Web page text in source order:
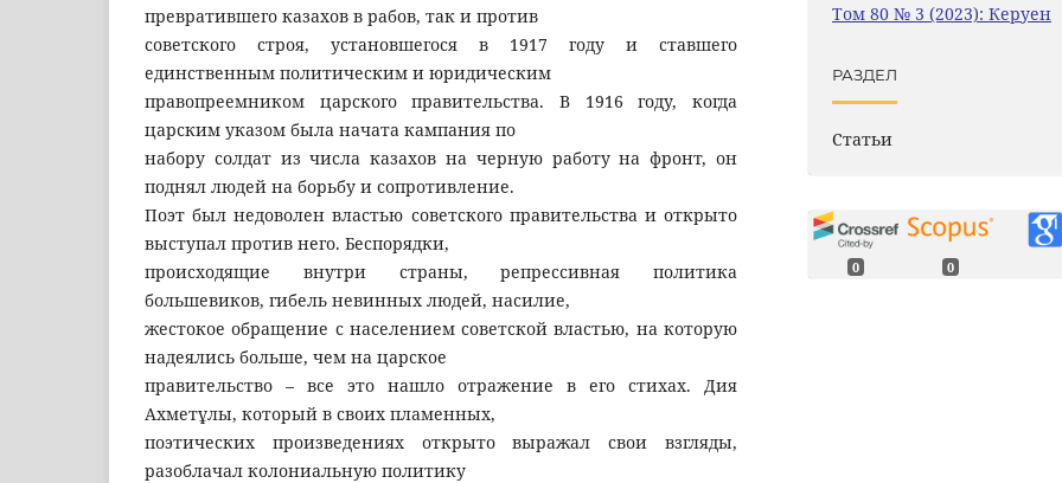
превратившего казахов в рабов, так и против
советского строя, установшегося в 1917 году и ставшего
единственным политическим и юридическим
правопреемником царского правительства. В 1916 году, когда
царским указом была начата кампания по
набору солдат из числа казахов на черную работу на фронт, он
поднял людей на борьбу и сопротивление.
Поэт был недоволен властью советского правительства и открыто
выступал против него. Беспорядки,
происходящие внутри страны, репрессивная политика
большевиков, гибель невинных людей, насилие,
жестокое обращение с населением советской властью, на которую
надеялись больше, чем на царское
правительство – все это нашло отражение в его стихах. Дия
Ахметұлы, который в своих пламенных,
поэтических произведениях открыто выражал свои взгляды,
разоблачал колониальную политику
Том 80 № 3 (2023): Керуен
РАЗДЕЛ
Статьи
0 0